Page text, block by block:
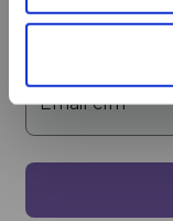
Név*
Email cím*